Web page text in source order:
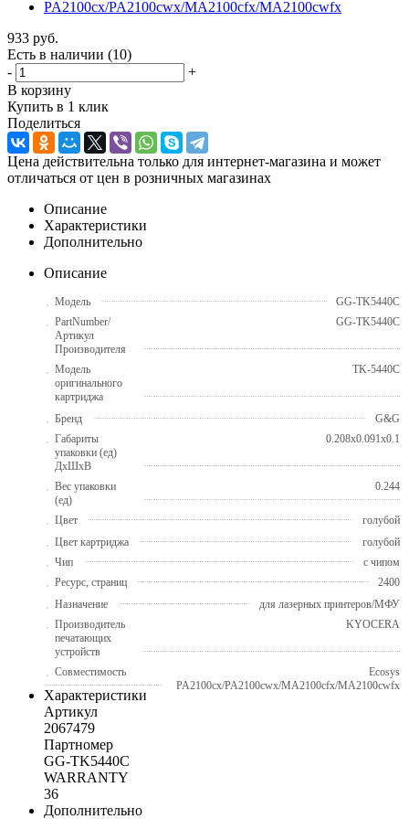
933 руб.
Есть в наличии (10)
-
+
В корзину
Купить в 1 клик
Поделиться
Цена действительна только для интернет-магазина и может
отличаться от цен в розничных магазинах
Описание
Характеристики
Дополнительно
Описание
Модель
GG-TK5440C
PartNumber/
Артикул
Производителя
GG-TK5440C
Модель
оригинального
картриджа
TK-5440C
Бренд
G&G
Габариты
упаковки (ед)
ДхШхВ
0.208x0.091x0.1
Вес упаковки
(ед)
0.244
Цвет
голубой
Цвет картриджа
голубой
Чип
с чипом
Ресурс, страниц
2400
Назначение
для лазерных принтеров/МФУ
Производитель
печатающих
устройств
KYOCERA
Совместимость
Ecosys
PA2100cx/PA2100cwx/MA2100cfx/MA2100cwfx
Характеристики
Артикул
2067479
Партномер
GG-TK5440C
WARRANTY
36
Дополнительно